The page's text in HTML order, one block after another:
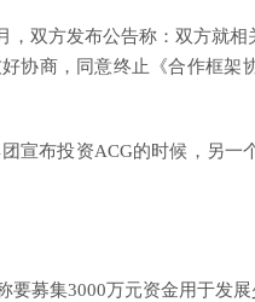
，双方发布公告称：双方就
协商，同意终止《合作框
宣布投资ACG的时候，另
要募集3000万元资金用于发